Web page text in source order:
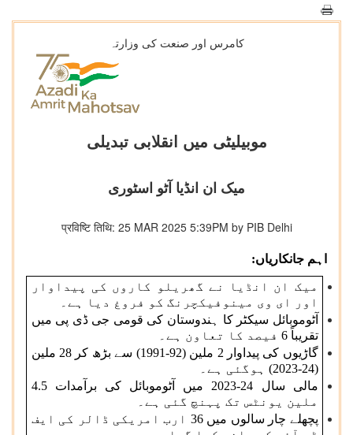
کامرس اور صنعت کی وزارتہ
موبیلیٹی میں انقلابی تبدیلی
میک ان انڈیا آٹو اسٹوری
प्रविष्टि तिथि: 25 MAR 2025 5:39PM by PIB Delhi
اہم جانکاریاں:
میک ان انڈیا نے گھریلو کاروں کی پیداوار
اور ای وی مینوفیکچرنگ کو فروغ دیا ہے۔
آٹوموبائل سیکٹر کا ہندوستان کی قومی جی ڈی پی میں
تقریباً 6 فیصد کا تعاون ہے۔
گاڑیوں کی پیداوار 2 ملین (92-1991) سے بڑھ کر 28 ملین
(24-2023) ہوگئی ہے۔
مالی سال 24-2023 میں آٹوموبائل کی برآمدات 4.5
ملین یونٹس تک پہنچ گئی ہے۔
پچھلے چار سالوں میں 36 ارب امریکی ڈالر کی ایف